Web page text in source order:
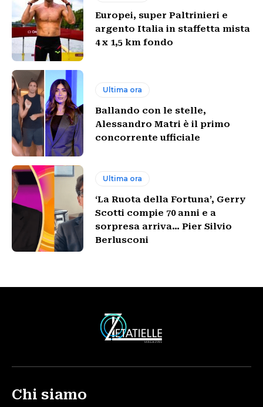
Europei, super Paltrinieri e
argento Italia in staffetta mista
4 x 1,5 km fondo
Ultima ora
Ballando con le stelle,
Alessandro Matri è il primo
concorrente ufficiale
Ultima ora
‘La Ruota della Fortuna’, Gerry
Scotti compie 70 anni e a
sorpresa arriva… Pier Silvio
Berlusconi
Chi siamo